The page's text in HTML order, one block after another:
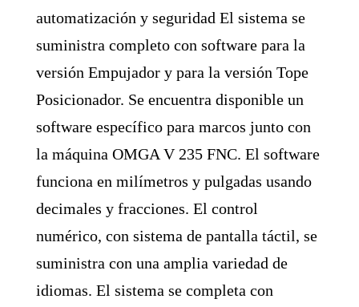
automatización y seguridad El sistema se
suministra completo con software para la
versión Empujador y para la versión Tope
Posicionador. Se encuentra disponible un
software específico para marcos junto con
la máquina OMGA V 235 FNC. El software
funciona en milímetros y pulgadas usando
decimales y fracciones. El control
numérico, con sistema de pantalla táctil, se
suministra con una amplia variedad de
idiomas. El sistema se completa con